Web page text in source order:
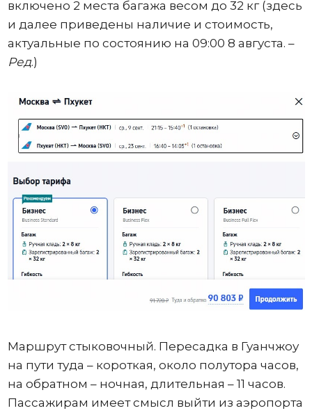
включено 2 места багажа весом до 32 кг (здесь
и далее приведены наличие и стоимость,
актуальные по состоянию на 09:00 8 августа. –
Ред.)
Маршрут стыковочный. Пересадка в Гуанчжоу
на пути туда – короткая, около полутора часов,
на обратном – ночная, длительная – 11 часов.
Пассажирам имеет смысл выйти из аэропорта